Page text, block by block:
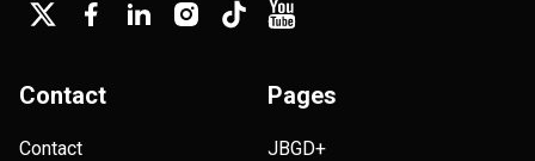
Contact
Contact
Pages
JBGD+